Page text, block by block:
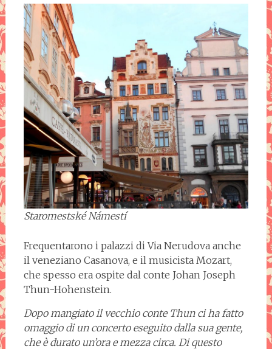
Staromestské Námestí
Frequentarono i palazzi di Via Nerudova anche
il veneziano Casanova, e il musicista Mozart,
che spesso era ospite dal conte Johan Joseph
Thun-Hohenstein.
Dopo mangiato il vecchio conte Thun ci ha fatto
omaggio di un concerto eseguito dalla sua gente,
che è durato un’ora e mezza circa. Di questo